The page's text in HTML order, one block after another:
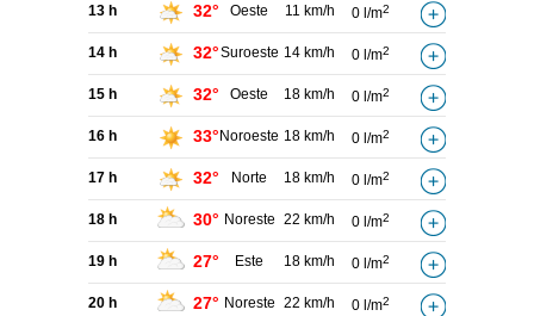
13 h 32° Oeste 11 km/h 0 l/m2
14 h 32°Suroeste 14 km/h 0 l/m2
15 h 32° Oeste 18 km/h 0 l/m2
16 h 33° Noroeste 18 km/h 0 l/m2
17 h 32° Norte 18 km/h 0 l/m2
18 h 30° Noreste 22 km/h 0 l/m2
19 h 27° Este 18 km/h 0 l/m2
20 h 27° Noreste 22 km/h 0 l/m2